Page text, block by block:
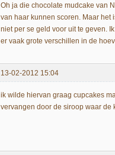
Oh ja die chocolate mudcake van
van haar kunnen scoren. Maar het
niet per se geld voor uit te geven.
er vaak grote verschillen in de
13-02-2012 15:04
ik wilde hiervan graag cupcakes
vervangen door de siroop waar de